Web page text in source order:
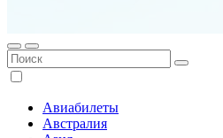
Авиабилеты
Австралия